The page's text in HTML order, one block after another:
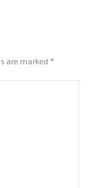
are marked *